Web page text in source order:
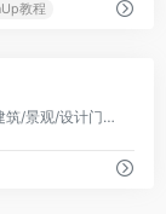
教程
gooood是中国第一影响力与最受欢迎的建筑/景观/设计门户与平台。坚信设计与创意将使所有人受益，传播世界建筑/景观/室内佳作与思想；赋能创意产业链上的企业与机构。